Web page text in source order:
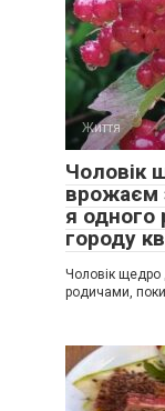
Життя
Чоловік
врожаєм
я одного
городу
Чоловік щедро
родичами,